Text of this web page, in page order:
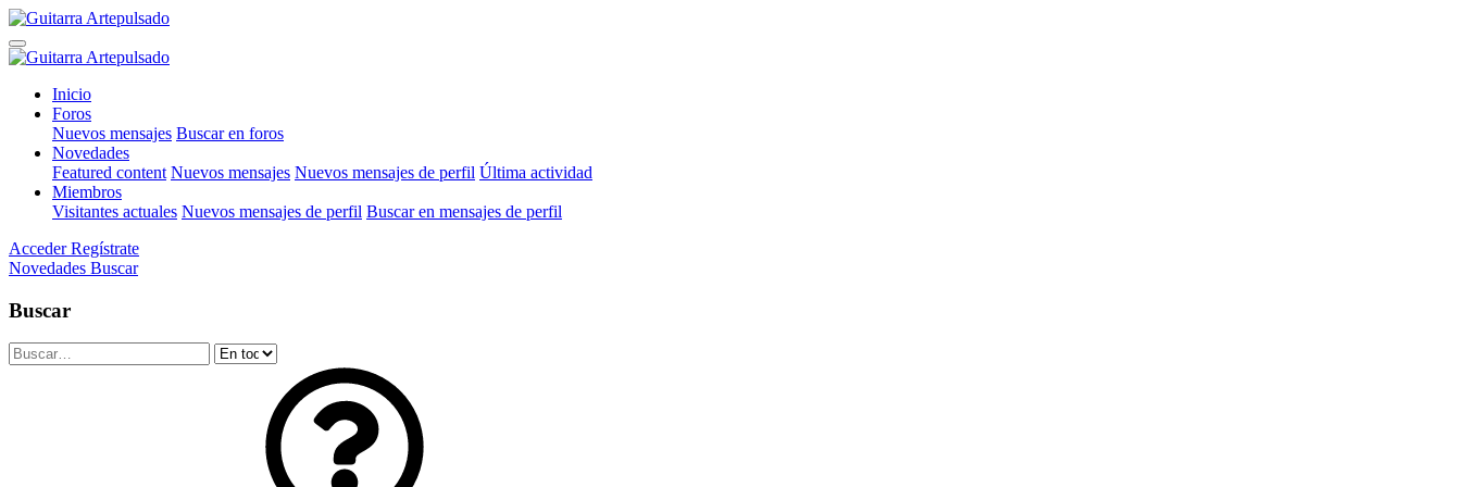
Inicio
Foros
Nuevos mensajes Buscar en foros
Novedades
Featured content Nuevos mensajes Nuevos mensajes de perfil Última actividad
Miembros
Visitantes actuales Nuevos mensajes de perfil Buscar en mensajes de perfil
Acceder Regístrate
Novedades Buscar
Buscar